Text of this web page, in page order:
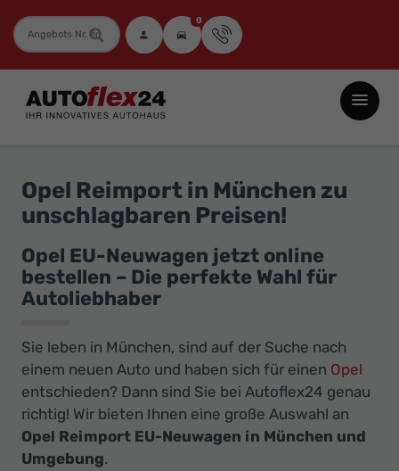
Fahrzeugnummer 0
Autoflex24
GmbH
Neuwagen
Jahreswagen
und
Gebrauchtwagen
zu
Preisen
-
Ihr
Innovatives
Autohaus
Opel Reimport in München zu
unschlagbaren Preisen!
Opel EU-Neuwagen jetzt online
bestellen – Die perfekte Wahl für
Autoliebhaber
Sie leben in München, sind auf der Suche nach
einem neuen Auto und haben sich für einen Opel
entschieden? Dann sind Sie bei Autoflex24 genau
richtig! Wir bieten Ihnen eine große Auswahl an
Opel Reimport EU-Neuwagen in München und
Umgebung.